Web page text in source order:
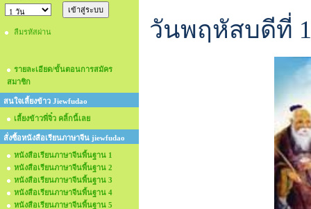
ลืมรหัสผ่าน
รายละเอียด/ขั้นตอนการสมัคร
สมาชิก
สนใจเลี้ยงข้าว Jiewfudao
เลี้ยงข้าวพี่จิ๋ว คลิ้กนี้เลย
สั่งซื้อหนังสือเรียนภาษาจีน jiewfudao
หนังสือเรียนภาษาจีนพื้นฐาน 1
หนังสือเรียนภาษาจีนพื้นฐาน 2
หนังสือเรียนภาษาจีนพื้นฐาน 3
หนังสือเรียนภาษาจีนพื้นฐาน 4
หนังสือเรียนภาษาจีนพื้นฐาน 5
วันพฤหัสบดีที่